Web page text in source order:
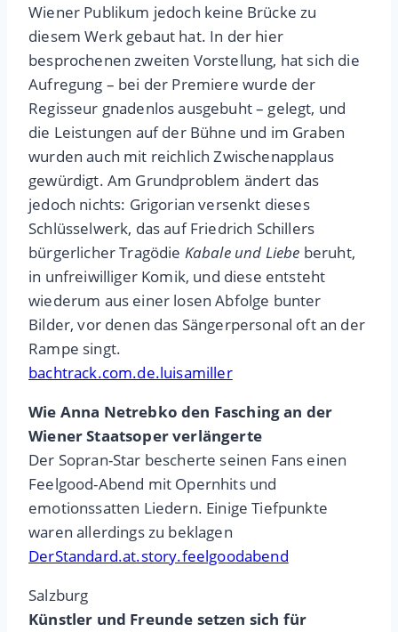
Wiener Publikum jedoch keine Brücke zu
diesem Werk gebaut hat. In der hier
besprochenen zweiten Vorstellung, hat sich die
Aufregung – bei der Premiere wurde der
Regisseur gnadenlos ausgebuht – gelegt, und
die Leistungen auf der Bühne und im Graben
wurden auch mit reichlich Zwischenapplaus
gewürdigt. Am Grundproblem ändert das
jedoch nichts: Grigorian versenkt dieses
Schlüsselwerk, das auf Friedrich Schillers
bürgerlicher Tragödie Kabale und Liebe beruht,
in unfreiwilliger Komik, und diese entsteht
wiederum aus einer losen Abfolge bunter
Bilder, vor denen das Sängerpersonal oft an der
Rampe singt.
bachtrack.com.de.luisamiller
Wie Anna Netrebko den Fasching an der
Wiener Staatsoper verlängerte
Der Sopran-Star bescherte seinen Fans einen
Feelgood-Abend mit Opernhits und
emotionssatten Liedern. Einige Tiefpunkte
waren allerdings zu beklagen
DerStandard.at.story.feelgoodabend
Salzburg
Künstler und Freunde setzen sich für